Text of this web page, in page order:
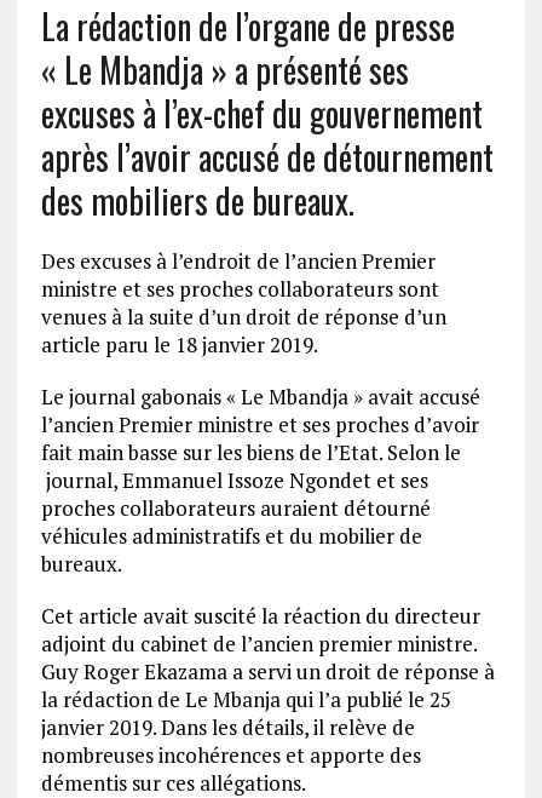
La rédaction de l’organe de presse
« Le Mbandja » a présenté ses
excuses à l’ex-chef du gouvernement
après l’avoir accusé de détournement
des mobiliers de bureaux.
Des excuses à l’endroit de l’ancien Premier
ministre et ses proches collaborateurs sont
venues à la suite d’un droit de réponse d’un
article paru le 18 janvier 2019.
Le journal gabonais « Le Mbandja » avait accusé
l’ancien Premier ministre et ses proches d’avoir
fait main basse sur les biens de l’Etat. Selon le
journal, Emmanuel Issoze Ngondet et ses
proches collaborateurs auraient détourné
véhicules administratifs et du mobilier de
bureaux.
Cet article avait suscité la réaction du directeur
adjoint du cabinet de l’ancien premier ministre.
Guy Roger Ekazama a servi un droit de réponse à
la rédaction de Le Mbanja qui l’a publié le 25
janvier 2019. Dans les détails, il relève de
nombreuses incohérences et apporte des
démentis sur ces allégations.